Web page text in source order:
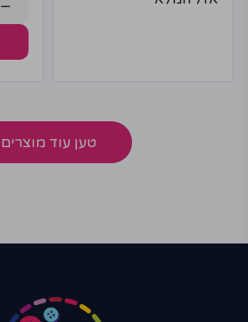
−
טען עוד מוצרים